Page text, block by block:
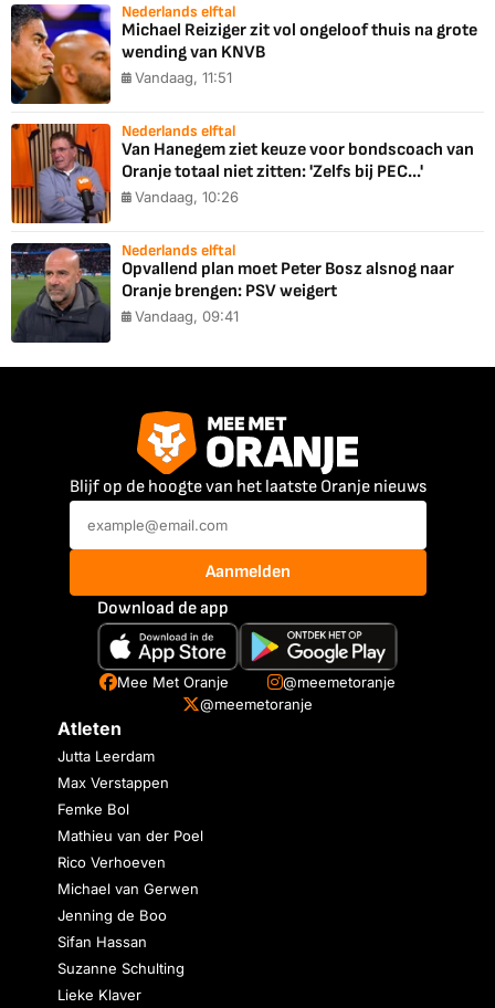
Nederlands elftal
Michael Reiziger zit vol ongeloof thuis na grote
wending van KNVB
Vandaag, 11:51
Nederlands elftal
Van Hanegem ziet keuze voor bondscoach van
Oranje totaal niet zitten: 'Zelfs bij PEC...'
Vandaag, 10:26
Nederlands elftal
Opvallend plan moet Peter Bosz alsnog naar
Oranje brengen: PSV weigert
Vandaag, 09:41
Blijf op de hoogte van het laatste Oranje nieuws
Aanmelden
Download de app
Mee Met Oranje
@meemetoranje
@meemetoranje
Atleten
Jutta Leerdam
Max Verstappen
Femke Bol
Mathieu van der Poel
Rico Verhoeven
Michael van Gerwen
Jenning de Boo
Sifan Hassan
Suzanne Schulting
Lieke Klaver